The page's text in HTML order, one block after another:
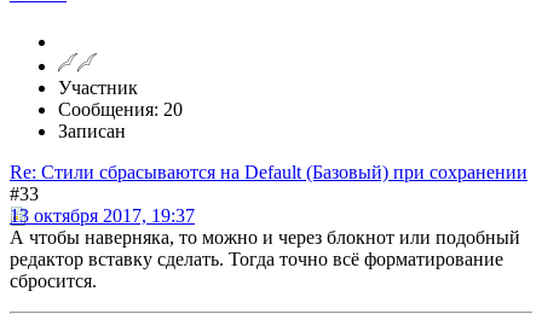
Участник
Сообщения: 20
Записан
Re: Стили сбрасываются на Default (Базовый) при сохранении
#33
13 октября 2017, 19:37
А чтобы наверняка, то можно и через блокнот или подобный
редактор вставку сделать. Тогда точно всё форматирование
сбросится.